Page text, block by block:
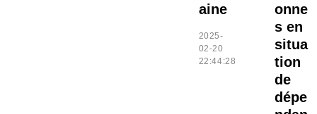
aine
2025-
02-20
22:44:28
onne
s en
situa
tion
de
dépe